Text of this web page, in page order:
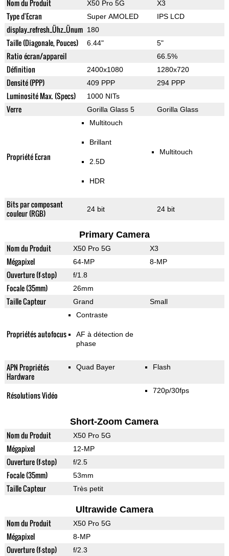
Nom du Produit X50 Pro 5G X3
Type d'Ecran Super AMOLED IPS LCD
display_refresh_Ühz_Ünum 180
Taille (Diagonale, Pouces) 6.44" 5"
Ratio écran/appareil 66.5%
Définition 2400x1080 1280x720
Densité (PPP) 409 PPP 294 PPP
Luminosité Max. (Specs) 1000 NITs
Verre Gorilla Glass 5 Gorilla Glass
Propriété Ecran
Multitouch
Brillant
2.5D
HDR
Multitouch
Bits par composant
couleur (RGB)
24 bit 24 bit
Primary Camera
Nom du Produit X50 Pro 5G X3
Mégapixel 64-MP 8-MP
Ouverture (f-stop) f/1.8
Focale (35mm) 26mm
Taille Capteur Grand Small
Propriétés autofocus
Contraste
AF à détection de
phase
APN Propriétés
Hardware
Quad Bayer Flash
Résolutions Vidéo 720p/30fps
Short-Zoom Camera
Nom du Produit X50 Pro 5G
Mégapixel 12-MP
Ouverture (f-stop) f/2.5
Focale (35mm) 53mm
Taille Capteur Très petit
Ultrawide Camera
Nom du Produit X50 Pro 5G
Mégapixel 8-MP
Ouverture (f-stop) f/2.3